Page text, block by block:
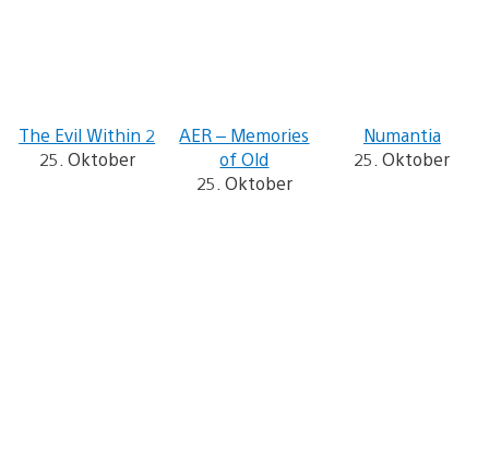
The Evil Within 2
25. Oktober
AER – Memories
of Old
25. Oktober
Numantia
25. Oktober